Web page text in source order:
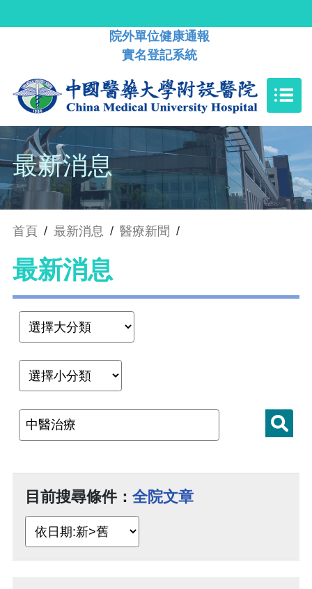
院外單位健康通報
實名登記系統
最新消息
首頁 / 最新消息 / 醫療新聞 /
最新消息
目前搜尋條件： 全院文章